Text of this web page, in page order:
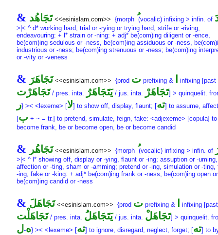
& تَجَاهُد <<esinislam.com>> {morph (vocalic) infixing > infin. of
>|< ^ d* working hard, trial or -rying or trying hard, strife or -riving,
endeavouring: + l* strain or -ning: + adj* be(com)ing diligent or -ence,
be(com)ing sedulous or -ness, be(com)ing assiduous or -ness,
industrious or -ness; be(com)ing strenuous or -ness; be(com)ing
or -vity or -veness
& تَجَاهَرَ <<esinislam.com>> {prod ت prefixing & infixing [past
تَجَاهَرْت/ pres. inta. يَتَجَاهَرَُ / jus. inta. تَجَاهَرْ] > quinquelit.
ر} >< <lexeme> [لا] to show off, display, flaunt; [ته] to assume,
[ب + ~ = tr.] to pretend, simulate, feign, fake: <adjexeme> [copula] to
become frank, be or become open, be or become candid
& تَجَاهُر <<esinislam.com>> {morph (vocalic) infixing > infin. of
>|< ^ l* showing off, display or -ying, flaunt or -ing; assuption or -uming,
affection or -ting, sham or -amming; pretend or -ing, simulation or -ting,
-ing, fake or -king: + adj* be(com)ing frank or -ness, be(com)ing open
be(com)ing candid or -ness
& تَجَاهَلَ <<esinislam.com>> {prod ت prefixing & infixing
تَجَاهَلْت/ pres. inta. يَتَجَاهَلَُ / jus. inta. تَجَاهَلْ] > quinquelit.
ه-ل } >< <lexeme> [ته] to ignore, disregard, neglect, forget; [ته] to